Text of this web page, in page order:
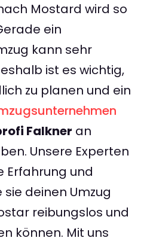
Mostard wird so
ein
kann sehr
ist es wichtig,
zu planen und ein
Falkner an
Unsere Experten
Erfahrung und
deinen Umzug
reibungslos und
können. Mit uns